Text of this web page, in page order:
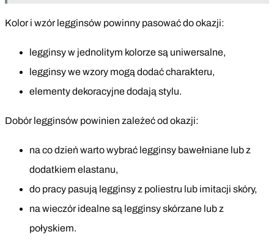
Kolor i wzór legginsów powinny pasować do okazji:
legginsy w jednolitym kolorze są uniwersalne,
legginsy we wzory mogą dodać charakteru,
elementy dekoracyjne dodają stylu.
Dobór legginsów powinien zależeć od okazji:
na co dzień warto wybrać legginsy bawełniane lub z
dodatkiem elastanu,
do pracy pasują legginsy z poliestru lub imitacji skóry,
na wieczór idealne są legginsy skórzane lub z
połyskiem.